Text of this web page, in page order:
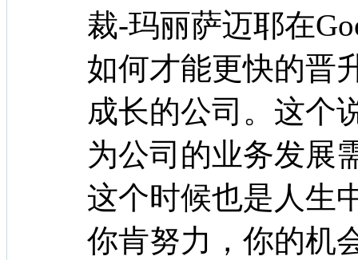
裁-玛丽萨迈耶在
如何才能更快的晋
成长的公司。这个
为公司的业务发展
这个时候也是人生
你肯努力，你的机